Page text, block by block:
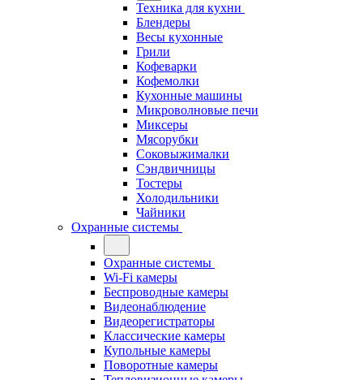
Техника для кухни
Блендеры
Весы кухонные
Грили
Кофеварки
Кофемолки
Кухонные машины
Микроволновые печи
Миксеры
Мясорубки
Соковыжималки
Сэндвичницы
Тостеры
Холодильники
Чайники
Охранные системы
Охранные системы
Wi-Fi камеры
Беспроводные камеры
Видеонаблюдение
Видеорегистраторы
Классические камеры
Купольные камеры
Поворотные камеры